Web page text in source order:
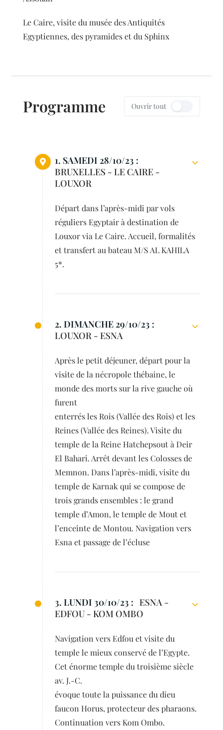
Le Caire, visite du musée des Antiquités
Egyptiennes, des pyramides et du Sphinx
Programme Ouvrir tout
1. SAMEDI 28/10/23 :
BRUXELLES - LE CAIRE -
LOUXOR
Départ dans l’après-midi par vols
réguliers Egyptair à destination de
Louxor via Le Caire. Accueil, formalités
et transfert au bateau M/S AL KAHILA
5*.
2. DIMANCHE 29/10/23 :
LOUXOR - ESNA
Après le petit déjeuner, départ pour la
visite de la nécropole thébaine, le
monde des morts sur la rive gauche où
furent
enterrés les Rois (Vallée des Rois) et les
Reines (Vallée des Reines). Visite du
temple de la Reine Hatchepsout à Deir
El Bahari. Arrêt devant les Colosses de
Memnon. Dans l’après-midi, visite du
temple de Karnak qui se compose de
trois grands ensembles : le grand
temple d’Amon, le temple de Mout et
l’enceinte de Montou. Navigation vers
Esna et passage de l’écluse
3. LUNDI 30/10/23 : ESNA -
EDFOU - KOM OMBO
Navigation vers Edfou et visite du
temple le mieux conservé de l’Egypte.
Cet énorme temple du troisième siècle
av. J.-C.
évoque toute la puissance du dieu
faucon Horus, protecteur des pharaons.
Continuation vers Kom Ombo.